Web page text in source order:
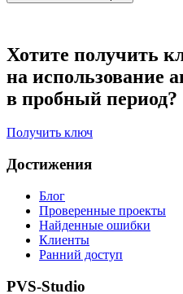
Хотите получить
на использование
в пробный период?
Получить ключ
Достижения
Блог
Проверенные проекты
Найденные ошибки
Клиенты
Ранний доступ
PVS-Studio